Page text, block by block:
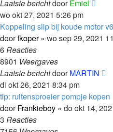
Laatste berichtdoorEmiel
wo okt 27, 2021 5:26 pm
Koppeling slip bij koude motor
doorfkoper» wo sep 29, 2021
6Reacties
8901 Weergaves
Laatste berichtdoorMARTIN
di okt 26, 2021 8:34 pm
tip: ruitensproeier pompje kopen
doorFrankieboy » do okt 14,
3 Reacties